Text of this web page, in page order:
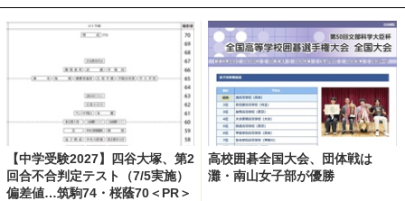
【中学受験2027】四谷大塚、第2
回合不合判定テスト（7/5実施）
偏差値…筑駒74・桜蔭70＜PR＞
高校囲碁全国大会、団体戦は
灘・南山女子部が優勝